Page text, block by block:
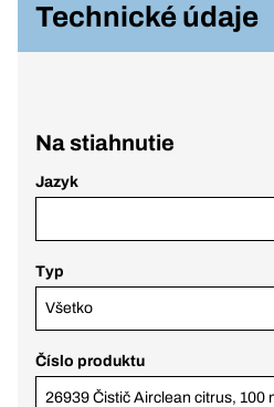
Technické údaje
Na stiahnutie
Jazyk
Typ
Všetko
Číslo produktu
26939 Čistič Airclean citrus, 100